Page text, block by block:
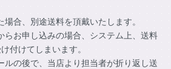
合、別途送料を頂戴いたします。
らお申し込みの場合、システム上、送料
付けてしまいます。
ルの後で、当店より担当者が折り返し送